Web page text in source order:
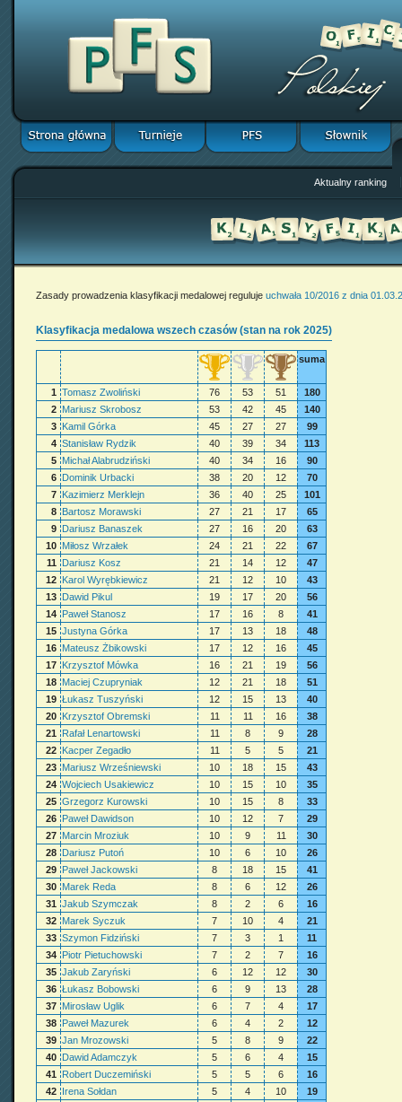
Aktualny ranking
Zasady prowadzenia klasyfikacji medalowej reguluje uchwała 10/2016 z dnia
Klasyfikacja medalowa wszech czasów (stan na rok 2025)
suma
1 Tomasz Zwoliński 76 53 51
180
2 Mariusz Skrobosz 53 42 45
140
3 Kamil Górka 45 27 27
99
4 Stanisław Rydzik 40 39 34
113
5 Michał Alabrudziński 40 34 16
90
6 Dominik Urbacki 38 20 12
70
7 Kazimierz Merklejn 36 40 25
101
8 Bartosz Morawski 27 21 17
65
9 Dariusz Banaszek 27 16 20
63
10 Miłosz Wrzałek 24 21 22
67
11
Dariusz Kosz 21 14 12
47
12 Karol Wyrębkiewicz 21 12 10
43
13 Dawid Pikul 19 17 20
56
14 Paweł Stanosz 17 16 8
41
15 Justyna Górka 17 13 18
48
16 Mateusz Żbikowski 17 12 16
45
17 Krzysztof Mówka 16 21 19
56
18 Maciej Czupryniak 12 21 18
51
19 Łukasz Tuszyński 12 15 13
40
20 Krzysztof Obremski 11 11 16
38
21
Rafał Lenartowski 11 8 9
28
22 Kacper Zegadło 11 5 5
21
23 Mariusz Wrześniewski 10 18 15
43
24 Wojciech Usakiewicz 10 15 10
35
25 Grzegorz Kurowski 10 15 8
33
26 Paweł Dawidson 10 12 7
29
27 Marcin Mroziuk 10 9 11
30
28 Dariusz Putoń 10 6 10
26
29 Paweł Jackowski 8 18 15
41
30 Marek Reda 8 6 12
26
31 Jakub Szymczak 8 2 6
16
32 Marek Syczuk 7 10 4
21
33 Szymon Fidziński 7 3 1
11
34 Piotr Pietuchowski 7 2 7
16
35 Jakub Zaryński 6 12 12
30
36 Łukasz Bobowski 6 9 13
28
37 Mirosław Uglik 6 7 4
17
38 Paweł Mazurek 6 4 2
12
39 Jan Mrozowski 5 8 9
22
40 Dawid Adamczyk 5 6 4
15
41
Robert Duczemiński 5 5 6
16
42 Irena Sołdan 5 4 10
19